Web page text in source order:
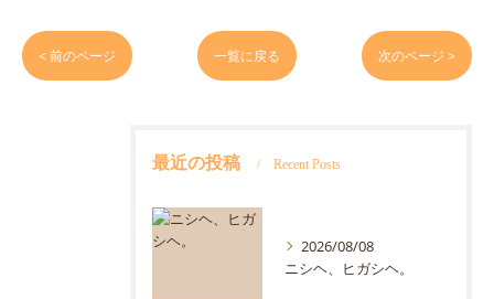
< 前のページ 一覧に戻る 次のページ >
最近の投稿 Recent Posts
2026/08/08
ニシヘ、ヒガシヘ。